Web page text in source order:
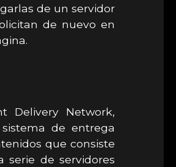
de un servidor
de nuevo en
Delivery Network,
de entrega
que consiste
serie de servidores